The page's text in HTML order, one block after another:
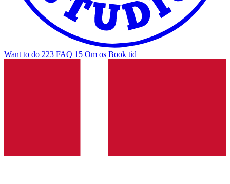
Want to do 223 FAQ 15 Om os Book tid